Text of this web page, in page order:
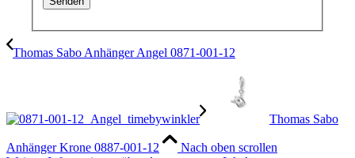
Thomas Sabo Anhänger Angel 0871-001-12
Thomas Sabo
Anhänger Krone 0887-001-12
Nach oben scrollen